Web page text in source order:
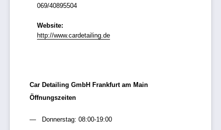
069/40895504
Website:
http://www.cardetailing.de
Car Detailing GmbH Frankfurt am Main
Öffnungszeiten
Donnerstag: 08:00-19:00